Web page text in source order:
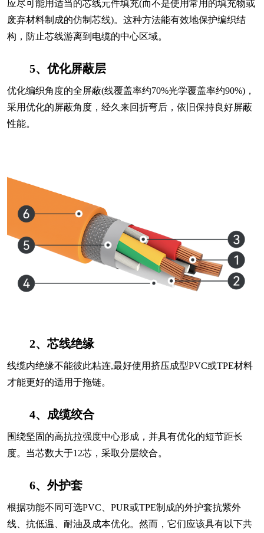
应尽可能用适当的芯线元件填充(而不是使用常用的填充物或
废弃材料制成的仿制芯线)。这种方法能有效地保护编织结
构，防止芯线游离到电缆的中心区域。
5、优化屏蔽层
优化编织角度的全屏蔽(线覆盖率约70%光学覆盖率约90%)，
采用优化的屏蔽角度，经久来回折弯后，依旧保持良好屏蔽
性能。
2、芯线绝缘
线缆内绝缘不能彼此粘连,最好使用挤压成型PVC或TPE材料
才能更好的适用于拖链。
4、成缆绞合
围绕坚固的高抗拉强度中心形成，并具有优化的短节距长
度。当芯数大于12芯，采取分层绞合。
6、外护套
根据功能不同可选PVC、PUR或TPE制成的外护套抗紫外
线、抗低温、耐油及成本优化。然而，它们应该具有以下共